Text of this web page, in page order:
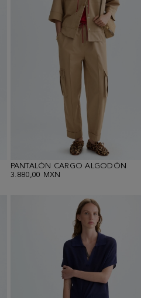
PANTALÓN CARGO ALGODÓN
3.880,00 MXN